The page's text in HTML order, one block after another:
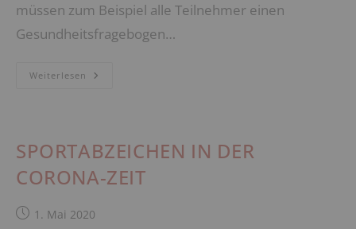
müssen zum Beispiel alle Teilnehmer einen
Gesundheitsfragebogen…
Weiterlesen SPORTABZEICHEN­
SPORTABZEICHEN IN DER
CORONA-ZEIT
Beitrag1. Mai 2020